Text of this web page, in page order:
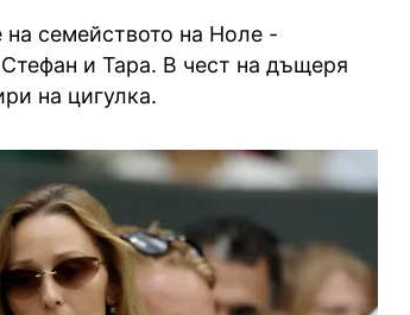
на семейството на Ноле -
и Тара. В чест на дъщеря
на цигулка.